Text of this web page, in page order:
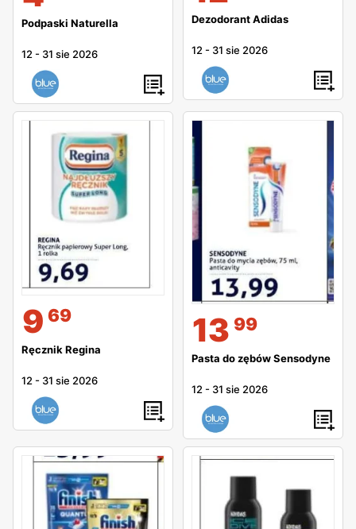
Podpaski Naturella
12 - 31 sie 2026
Dezodorant Adidas
12 - 31 sie 2026
9 69
Ręcznik Regina
12 - 31 sie 2026
13 99
Pasta do zębów Sensodyne
12 - 31 sie 2026